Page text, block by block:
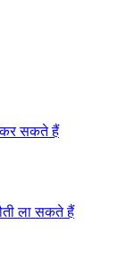
कर सकते हैं
ला सकते हैं